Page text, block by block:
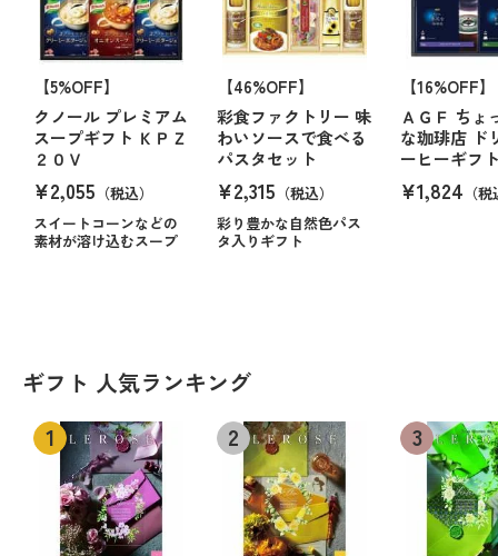
【5%OFF】
クノール プレミアム
スープギフト ＫＰＺ
２０Ｖ
¥2,055 （税込）
スイートコーンなどの
素材が溶け込むスープ
【46%OFF】
彩食ファクトリー 味
わいソースで食べる
パスタセット
¥2,315 （税込）
彩り豊かな自然色パス
タ入りギフト
【16%OFF】
ＡＧＦ ちょ
な珈琲店 ド
ーヒーギフ
¥1,824 （
ギフト 人気ランキング